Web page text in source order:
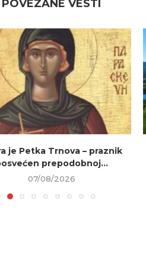
POVEZANE VESTI
je Petka Trnova – praznik
prepodobnoj...
07/08/2026